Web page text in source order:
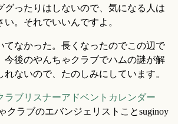
グったりはしないので、気になる人は
。それでいいんですよ。
てなかった。長くなったのでこの辺で
今後のやんちゃクラブでハムの謎が解
ないので、たのしみにしています。
ラブリスナーアドベントカレンダー
クラブのエバンジェリストことsuginoy